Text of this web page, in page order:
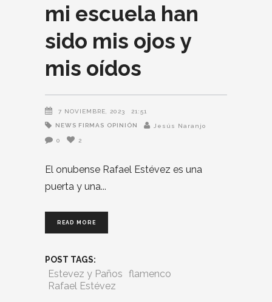
mi escuela han
sido mis ojos y
mis oídos
7 NOVIEMBRE, 2023 21:51
NEWS FIRMAS OPINIÓN Jesús Naranjo
0 2
El onubense Rafael Estévez es una
puerta y una
READ MORE
POST TAGS:
Estevez y Paños flamenco
Rafael Estévez